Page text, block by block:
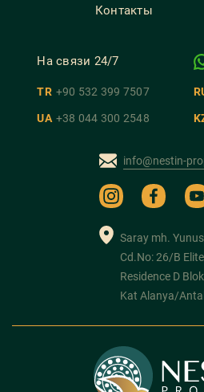
Контакты
На связи 24/7
TR +90 532 399 7507
UA +38 044 300 2548
info@nestin-
Saray mh.
Cd.No: 26/B
Residence D
Kat Alanya/